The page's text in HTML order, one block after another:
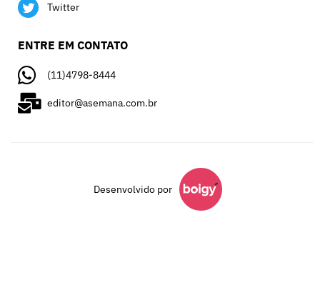
Twitter
ENTRE EM CONTATO
(11)4798-8444
editor@asemana.com.br
Desenvolvido por